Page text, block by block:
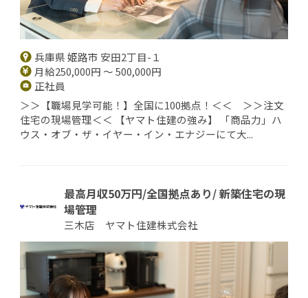
兵庫県 姫路市 安田2丁目-１
月給250,000円 ～ 500,000円
正社員
＞＞【職場見学可能！】全国に100拠点！＜＜ ＞＞注文
住宅の現場管理＜＜ 【ヤマト住建の強み】 「商品力」ハ
ウス・オブ・ザ・イヤー・イン・エナジーにて大...
最高月収50万円/全国拠点あり/ 新築住宅の現
場管理
三木店 ヤマト住建株式会社